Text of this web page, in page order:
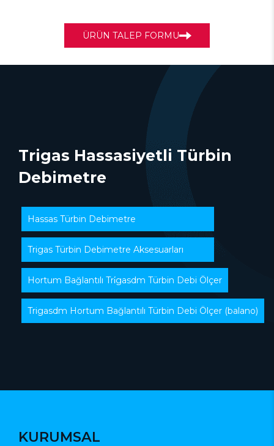
ÜRÜN TALEP FORMU
Trigas Hassasiyetli Türbin
Debimetre
Hassas Türbin Debimetre
Trigas Türbin Debimetre Aksesuarları
Hortum Bağlantılı Tri̇gasdm Türbin Debi Ölçer
Trigasdm Hortum Bağlantılı Türbin Debi Ölçer (balano)
KURUMSAL